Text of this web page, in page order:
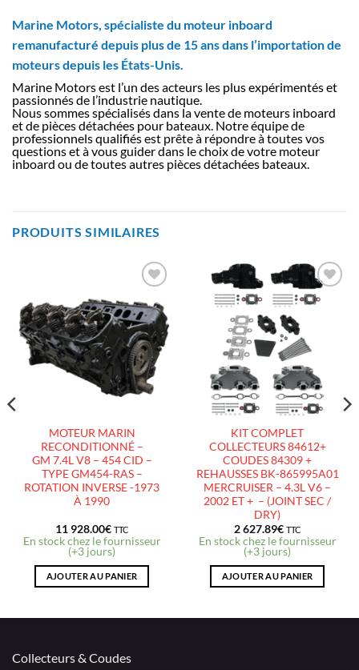
Marine Motors, spécialiste du moteur inboard
remanufacturé depuis plus de 15 ans dans l’importation de
moteurs depuis les États-Unis.
Marine Motors est l’un des acteurs les plus expérimentés et
passionnés de l’industrie nautique.
Nous sommes spécialisés dans la vente de moteurs inboard
et de pièces détachées pour bateaux. Notre équipe de
professionnels qualifiés est prête à répondre à toutes vos
questions et à vous guider dans le choix de votre moteur
inboard ou de toutes autres pièces détachées bateaux.
PRODUITS SIMILAIRES
AJOUTER
À LA
LISTE
D’ENVIES
MOTEUR MARIN
RECONDITIONNÉ –
GM 7.4L V8 – 454 CID –
TYPE GM454-RAS –
ROTATION INVERSE -1973
À 1990
11 928.00€ TTC
En stock chez le fournisseur
(+3 jours)
AJOUTER AU PANIER
AJOUTER
LISTE
D’ENVIES
KIT COMPLET
COLLECTEURS 84612+
COUDES 84309 +
REHAUSSES BK-865995A01
MERCRUISER – 4.3L V6 –
2002 ET + – (JOINT SEC /
DRY)
2 627.89€ TTC
En stock chez le fournisseur
(+3 jours)
AJOUTER AU PANIER
Collecteurs & Coudes